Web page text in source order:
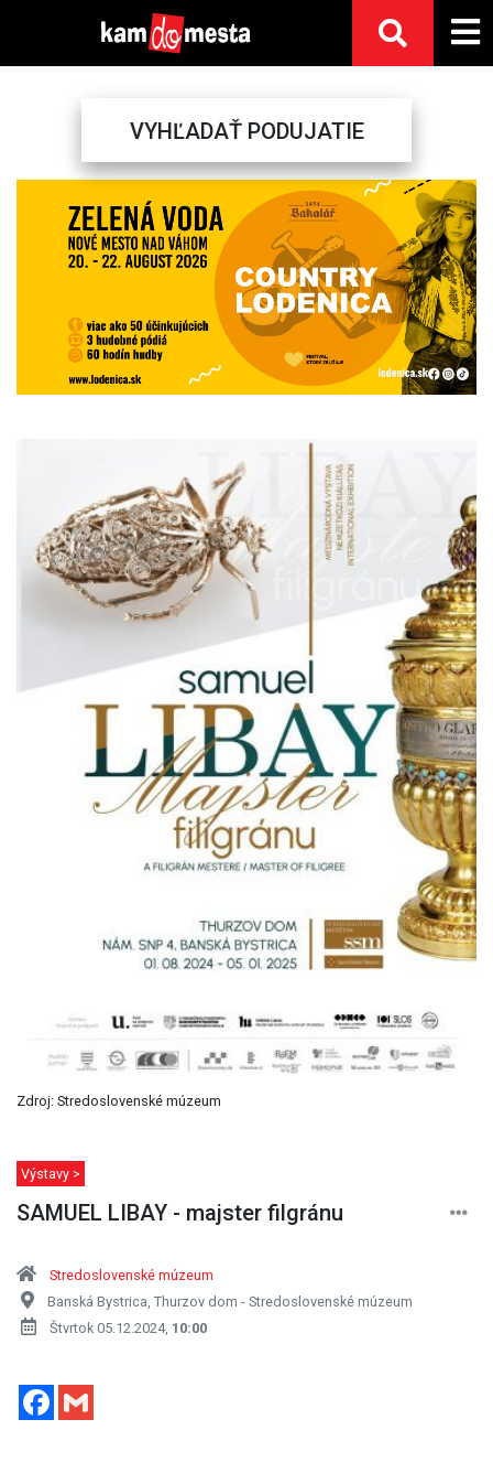
VYHĽADAŤ PODUJATIE
Next
Zdroj: Stredoslovenské múzeum
Výstavy >
SAMUEL LIBAY - majster filgránu
Stredoslovenské múzeum
Banská Bystrica, Thurzov dom - Stredoslovenské múzeum
Štvrtok 05.12.2024, 10:00
Facebook